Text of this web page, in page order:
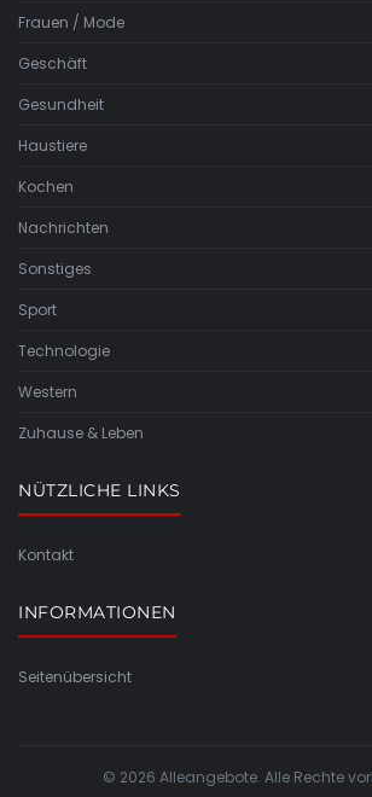
Frauen / Mode
Geschäft
Gesundheit
Haustiere
Kochen
Nachrichten
Sonstiges
Sport
Technologie
Western
Zuhause & Leben
NÜTZLICHE LINKS
Kontakt
INFORMATIONEN
Seitenübersicht
© 2026 Alleangebote. Alle Rechte